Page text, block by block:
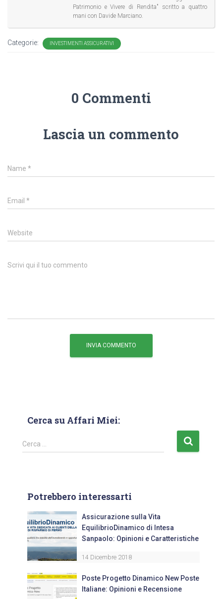
Patrimonio e Vivere di Rendita" scritto a quattro
mani con Davide Marciano.
Categorie: INVESTIMENTI ASSICURATIVI
0 Commenti
Lascia un commento
Name *
Email *
Website
Scrivi qui il tuo commento
Cerca su Affari Miei:
Cerca …
Potrebbero interessarti
Assicurazione sulla Vita
EquilibrioDinamico di Intesa
Sanpaolo: Opinioni e Caratteristiche
14 Dicembre 2018
Poste Progetto Dinamico New Poste
Italiane: Opinioni e Recensione